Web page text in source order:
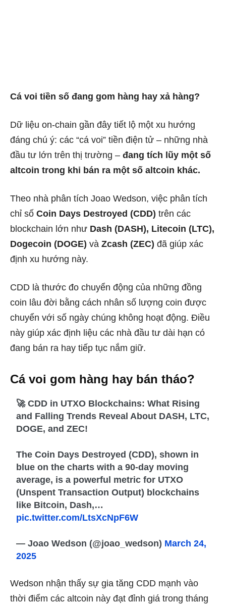
Cá voi tiền số đang gom hàng hay xả hàng?
Dữ liệu on-chain gần đây tiết lộ một xu hướng
đáng chú ý: các “cá voi” tiền điện tử – những nhà
đầu tư lớn trên thị trường – đang tích lũy một số
altcoin trong khi bán ra một số altcoin khác.
Theo nhà phân tích Joao Wedson, việc phân tích
chỉ số Coin Days Destroyed (CDD) trên các
blockchain lớn như Dash (DASH), Litecoin (LTC),
Dogecoin (DOGE) và Zcash (ZEC) đã giúp xác
định xu hướng này.
CDD là thước đo chuyển động của những đồng
coin lâu đời bằng cách nhân số lượng coin được
chuyển với số ngày chúng không hoạt động. Điều
này giúp xác định liệu các nhà đầu tư dài hạn có
đang bán ra hay tiếp tục nắm giữ.
Cá voi gom hàng hay bán tháo?
🚀 CDD in UTXO Blockchains: What Rising
and Falling Trends Reveal About DASH, LTC,
DOGE, and ZEC!
The Coin Days Destroyed (CDD), shown in
blue on the charts with a 90-day moving
average, is a powerful metric for UTXO
(Unspent Transaction Output) blockchains
like Bitcoin, Dash,…
pic.twitter.com/LtsXcNpF6W
— Joao Wedson (@joao_wedson) March 24,
2025
Wedson nhận thấy sự gia tăng CDD mạnh vào
thời điểm các altcoin này đạt đỉnh giá trong tháng